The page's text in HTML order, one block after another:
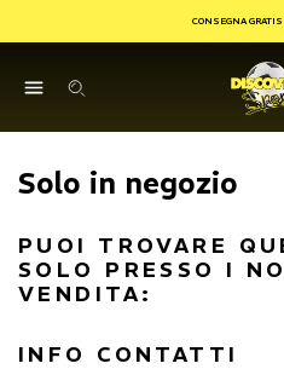
CONSEGNA GRATIS
Solo in negozio
PUOI TROVARE
SOLO PRESSO I
VENDITA:
INFO CONTATTI